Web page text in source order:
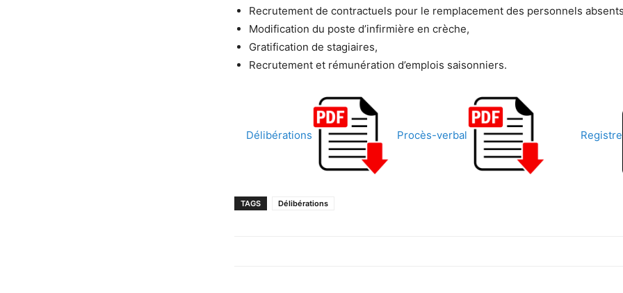
Recrutement de contractuels pour le remplacement des personnels
Modification du poste d’infirmière en crèche,
Gratification de stagiaires,
Recrutement et rémunération d’emplois saisonniers.
Délibérations Procès-verbal Registre
TAGS Délibérations